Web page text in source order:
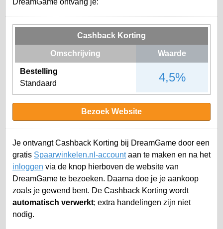
DreamGame ontvang je:
Cashback Korting
Omschrijving Waarde
Bestelling
Standaard
4,5%
Bezoek Website
Je ontvangt Cashback Korting bij DreamGame door een
gratis Spaarwinkelen.nl-accountaan te maken en na het
inloggen via de knop hierboven de website van
DreamGame te bezoeken. Daarna doe je je aankoop
zoals je gewend bent. De Cashback Korting wordt
automatisch verwerkt; extra handelingen zijn niet
nodig.